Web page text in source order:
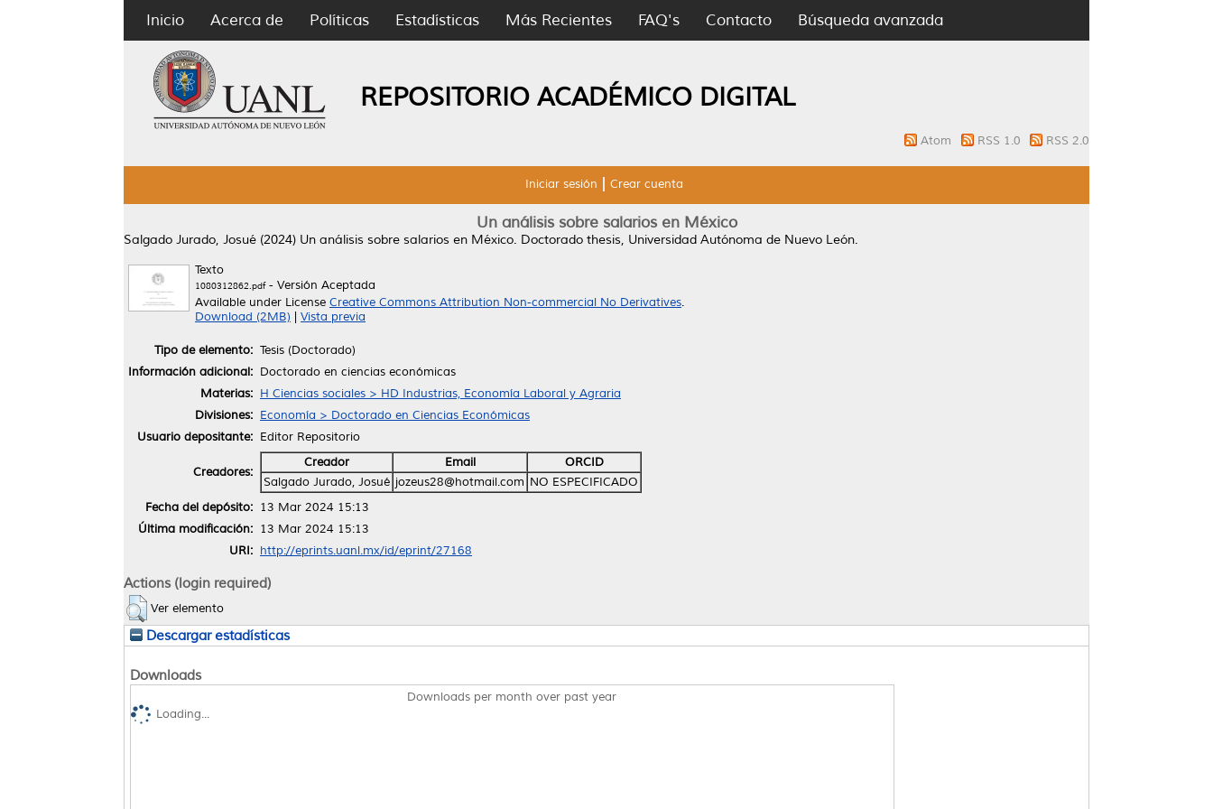
Inicio Acerca de Políticas Estadísticas Más Recientes FAQ's Contacto Búsqueda avanzada
REPOSITORIO ACADÉMICO DIGITAL
Atom RSS 1.0 RSS 2.0
Iniciar sesión Crear cuenta
Un análisis sobre salarios en México
Salgado Jurado, Josué (2024) Un análisis sobre salarios en México. Doctorado thesis, Universidad Autónoma de Nuevo León.
Texto
1080312862.pdf- Versión Aceptada
Available under License Creative Commons Attribution Non-commercial No Derivatives.
Download (2MB)
Vista previa
Tipo de elemento: Tesis (Doctorado)
Información adicional: Doctorado en ciencias económicas
Materias: H Ciencias sociales > HD Industrias, Economía Laboral y Agraria
Divisiones: Economía > Doctorado en Ciencias Económicas
Usuario depositante: Editor Repositorio
Creadores:
Creador Email
ORCID
Salgado Jurado, Josué jozeus28@hotmail.com NO ESPECIFICADO
Fecha del depósito: 13 Mar 2024 15:13
Última modificación: 13 Mar 2024 15:13
URI: http://eprints.uanl.mx/id/eprint/27168
Actions (login required)
Ver elemento
Descargar estadísticas
Downloads
Downloads per month over past year
Loading...